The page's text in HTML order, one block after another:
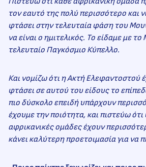
τον εαυτό της πολύ περισσότερο και
φτάσει στην τελευταία φάση του
να είναι ο ημιτελικός. Το είδαμε με
τελευταίο Παγκόσμιο Κύπελλο.
Και νομίζω ότι η Ακτή Ελεφαντοστού
φτάσει σε αυτού του είδους το
πιο δύσκολο επειδή υπάρχουν
έχουμε την ποιότητα, και πιστεύω ότι
αφρικανικές ομάδες έχουν
κάνει καλύτερη προετοιμασία για να